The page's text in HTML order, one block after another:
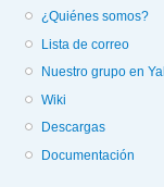
¿Quiénes somos?
Lista de correo
Nuestro grupo en
Wiki
Descargas
Documentación